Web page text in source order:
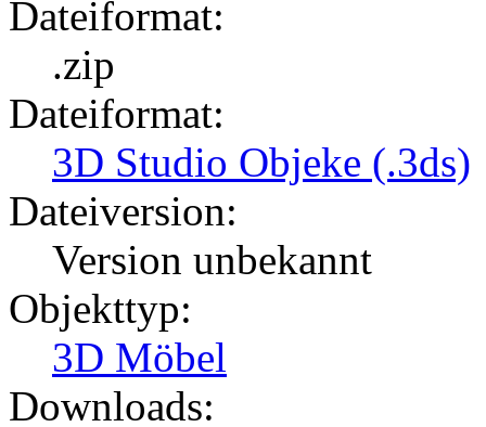
Dateiformat:
.zip
Dateiformat:
3D Studio Objeke (.3ds)
Dateiversion:
Version unbekannt
Objekttyp:
3D Möbel
Downloads: